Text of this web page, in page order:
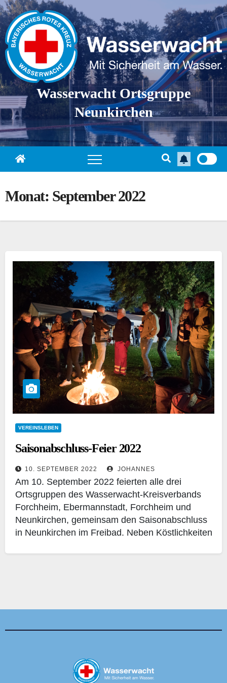
Skip
to
content
Wasserwacht Ortsgruppe
Neunkirchen
Monat: September 2022
VEREINSLEBEN
Saisonabschluss-Feier 2022
10. SEPTEMBER 2022 JOHANNES
Am 10. September 2022 feierten alle drei
Ortsgruppen des Wasserwacht-Kreisverbands
Forchheim, Ebermannstadt, Forchheim und
Neunkirchen, gemeinsam den Saisonabschluss
in Neunkirchen im Freibad. Neben Köstlichkeiten